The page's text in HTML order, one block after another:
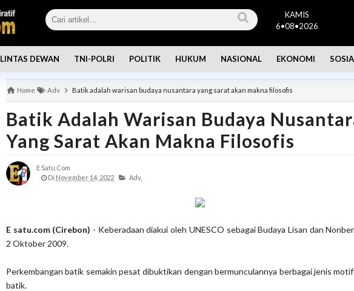
KAMIS
6•08•2026
LINTAS DEWAN TNI-POLRI POLITIK HUKUM NASIONAL EKONOMI
Home Adv Batik adalah warisan budaya nusantara yang sarat akan makna filosofis
Batik Adalah Warisan Budaya
Yang Sarat Akan Makna Filosofis
E Satu.com
Di November 14, 2022 Adv,
E satu.com (Cirebon) - Keberadaan diakui oleh UNESCO sebagai Budaya Lisan dan
2 Oktober 2009.
Perkembangan batik semakin pesat dibuktikan dengan bermunculannya berbagai jenis
batik.